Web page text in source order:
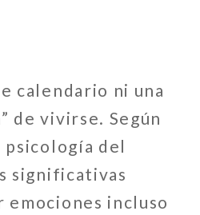
calendario ni una
de vivirse. Según
psicología del
significativas
incluso